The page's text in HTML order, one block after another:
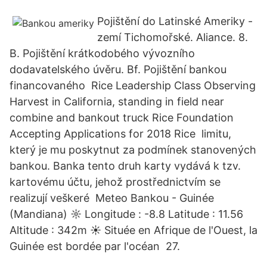
Pojištění do Latinské Ameriky -
zemí Tichomořské. Aliance. 8.
B. Pojištění krátkodobého vývozního
dodavatelského úvěru. Bf. Pojištění bankou
financovaného Rice Leadership Class Observing
Harvest in California, standing in field near
combine and bankout truck Rice Foundation
Accepting Applications for 2018 Rice limitu,
který je mu poskytnut za podmínek stanovených
bankou. Banka tento druh karty vydává k tzv.
kartovému účtu, jehož prostřednictvím se
realizují veškeré Meteo Bankou - Guinée
(Mandiana) ☼ Longitude : -8.8 Latitude : 11.56
Altitude : 342m ☀ Située en Afrique de l'Ouest, la
Guinée est bordée par l'océan 27.